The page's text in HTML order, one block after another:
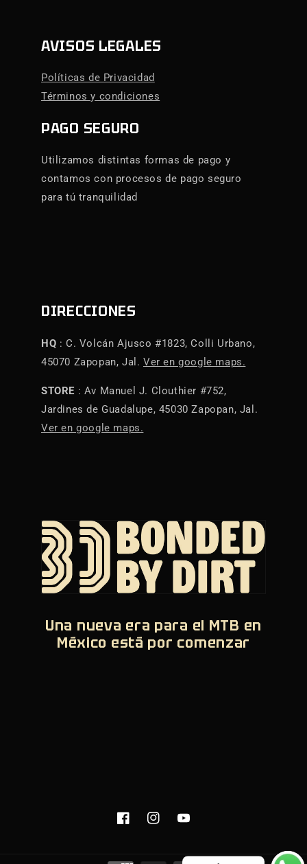
AVISOS LEGALES
Políticas de Privacidad
Términos y condiciones
PAGO SEGURO
Utilizamos distintas formas de pago y
contamos con procesos de pago seguro
para tú tranquilidad
DIRECCIONES
HQ : C. Volcán Ajusco #1823, Colli Urbano,
45070 Zapopan, Jal. Ver en google maps.
STORE : Av Manuel J. Clouthier #752,
Jardines de Guadalupe, 45030 Zapopan, Jal.
Ver en google maps.
Una nueva era para el MTB en
México está por comenzar
FacebookInstagramYouTube